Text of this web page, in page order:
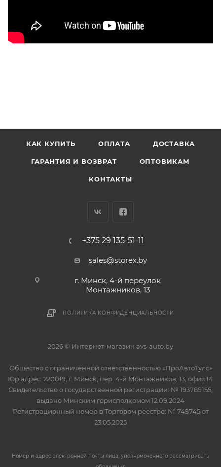
КАК КУПИТЬ ОПЛАТА ДОСТАВКА
ГАРАНТИЯ И ВОЗВРАТ ОПТОВИКАМ
КОНТАКТЫ
+375 29 135-51-11
sales@storex.by
г. Минск, 4-й переулок
Монтажников, 13
ПОЛИТИКА КОНФИДЕНЦИАЛЬНОСТИ
2026 © Интернет-магазин avs-auto.by
Общество с ограниченной ответственностью «ПроАвтоТулс»
Юр.адрес: 220019, г. Минск, пер. 4-й Монтажников, 13, офис 14
Свидетельство о государственной регистрации: № 193789155,
выдано Минским горисполкомом 12.09.2024
Регистрационный номер в Торговом реестре: № 749745 от
23.05.2025
Номер и адрес электронной почты лица, уполномоченного рассматривать